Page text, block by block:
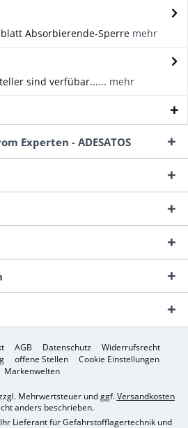
Absorbierende-Sperre mehr
sind verfübar...... mehr
Experten - ADESATOS
AGB Datenschutz
Widerrufsrecht
offene Stellen
Cookie Einstellungen
Markenwelten
Mehrwertsteuer und ggf.Versandkosten
anders beschrieben.
Lieferant für Gefahrstofflagertechnik und